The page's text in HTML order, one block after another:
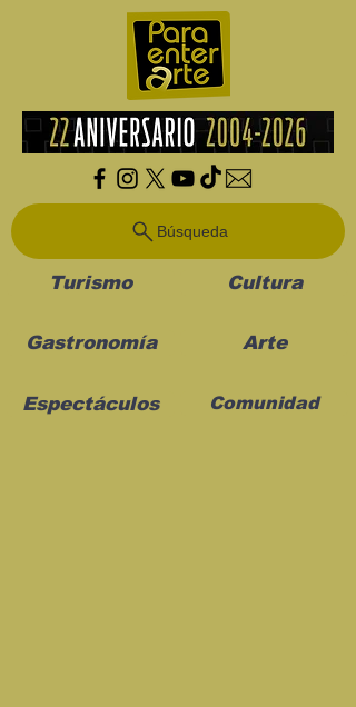
Búsqueda
Turismo Cultura
Gastronomía Arte
Espectáculos Comunidad